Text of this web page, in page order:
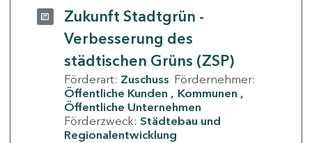
Zukunft Stadtgrün -
Verbesserung des
städtischen Grüns (ZSP)
Förderart: Zuschuss Fördernehmer:
Öffentliche Kunden
Kommunen
Öffentliche Unternehmen
Förderzweck: Städtebau und
Regionalentwicklung